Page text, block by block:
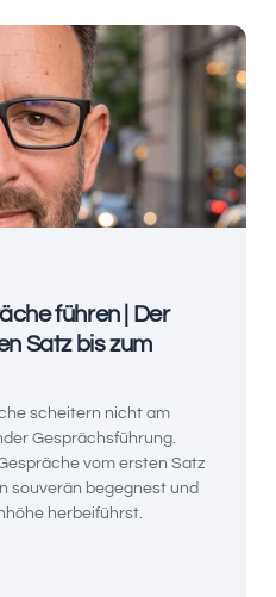
führen | Der
Satz bis zum
scheitern nicht am
Gesprächsführung.
vom ersten Satz
souverän begegnest und
herbeiführst.